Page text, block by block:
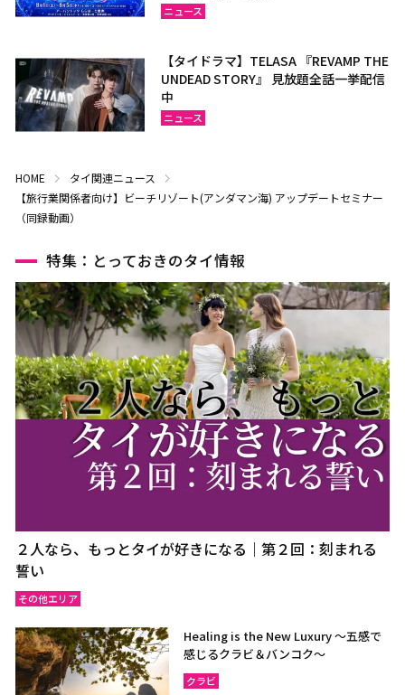
ニュース
【タイドラマ】TELASA 『REVAMP THE
UNDEAD STORY』 見放題全話一挙配信
中
ニュース
HOME
タイ関連ニュース
【旅行業関係者向け】ビーチリゾート(アンダマン海) アップデートセミナー
（同録動画）
特集：とっておきのタイ情報
２人なら、もっとタイが好きになる｜第２回：刻まれる
誓い
その他エリア
Healing is the New Luxury ～五感で
感じるクラビ＆バンコク～
クラビ